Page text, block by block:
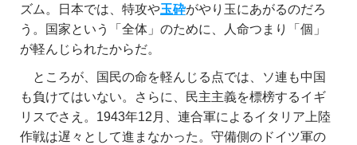
ズム。日本では、特攻や玉砕がやり玉にあがるのだろ
う。国家という「全体」のために、人命つまり「個」
が軽んじられたからだ。
ところが、国民の命を軽んじる点では、ソ連も中国
も負けてはいない。さらに、民主主義を標榜するイギ
リスでさえ。1943年12月、連合軍によるイタリア上陸
作戦は遅々として進まなかった。守備側のドイツ軍の